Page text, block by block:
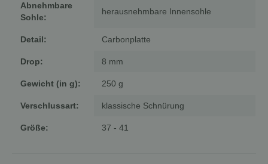
Abnehmbare
Sohle:
herausnehmbare Innensohle
Detail: Carbonplatte
Drop: 8 mm
Gewicht (in g): 250 g
Verschlussart: klassische Schnürung
Größe: 37 - 41